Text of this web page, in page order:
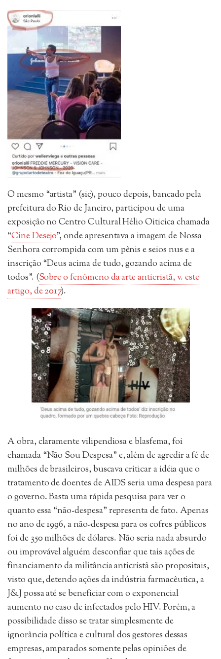
O mesmo “artista” (sic), pouco depois, bancado pela
prefeitura do Rio de Janeiro, participou de uma
exposição no Centro Cultural Hélio Oiticica chamada
“Cine Desejo”, onde apresentava a imagem de Nossa
Senhora corrompida com um pênis e seios nus e a
inscrição “Deus acima de tudo, gozando acima de
todos”. (Sobre o fenômeno da arte anticristã, v. este
artigo, de 2017).
A obra, claramente vilipendiosa e blasfema, foi
chamada “Não Sou Despesa” e, além de agredir a fé de
milhões de brasileiros, buscava criticar a idéia que o
tratamento de doentes de AIDS seria uma despesa para
o governo. Basta uma rápida pesquisa para ver o
quanto essa “não-despesa” representa de fato. Apenas
no ano de 1996, a não-despesa para os cofres públicos
foi de 350 milhões de dólares. Não seria nada absurdo
ou improvável alguém desconfiar que tais ações de
financiamento da militância anticristã são propositais,
visto que, detendo ações da indústria farmacêutica, a
J&J possa até se beneficiar com o exponencial
aumento no caso de infectados pelo HIV. Porém, a
possibilidade disso se tratar simplesmente de
ignorância política e cultural dos gestores dessas
empresas, amparados somente pelas opiniões de